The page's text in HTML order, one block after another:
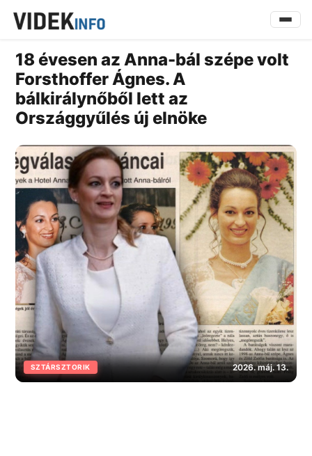
18 évesen az Anna-bál szépe volt
Forsthoffer Ágnes. A
bálkirálynőből lett az
Országgyűlés új elnöke
SZTÁRSZTORIK 2026. máj. 13.